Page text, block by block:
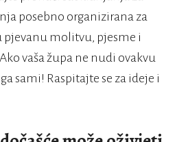
posebno organizirana za
molitvu, pjesme i
vaša župa ne nudi ovakvu
sami! Raspitajte se za ideje i